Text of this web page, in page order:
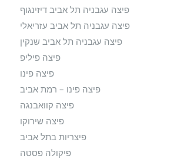
פיצה עגבניה תל אביב דיזינגוף
פיצה עגבניה תל אביב עזריאלי
פיצה עגבניה תל אביב שנקין
פיצה פיליפ
פיצה פינו
פיצה פינו – רמת אביב
פיצה קוואבנגה
פיצה שירוקו
פיצריות בתל אביב
פיקולה פסטה